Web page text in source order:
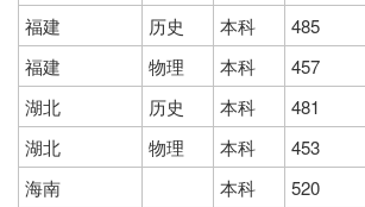
福建
历史 本科 485
福建
物理 本科 457
湖北
历史 本科 481
湖北
物理 本科 453
海南
本科 520